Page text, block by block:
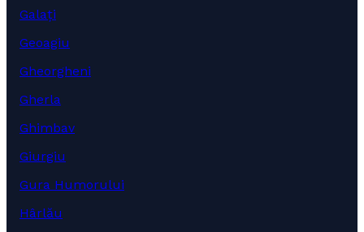
Galați
Geoagiu
Gheorgheni
Gherla
Ghimbav
Giurgiu
Gura Humorului
Hârlău